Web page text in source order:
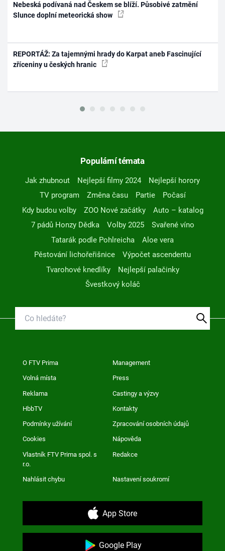
Nebeská podívaná nad Českem se blíží. Působivé zatmění
Slunce doplní meteorická show
REPORTÁŽ: Za tajemnými hrady do Karpat aneb Fascinující
zříceniny u českých hranic
Populární témata
Jak zhubnout Nejlepší filmy 2024
Nejlepší horory
TV program
Změna času Partie
Počasí
Kdy budou volby
ZOO Nové začátky
Auto – katalog
7 pádů Honzy Dědka
Volby 2025
Svařené víno
Tatarák podle Pohlreicha
Aloe vera
Pěstování lichořeřišnice
Výpočet ascendentu
Tvarohové knedlíky
Nejlepší palačinky
Švestkový koláč
O FTV Prima Management
Volná místa Press
Reklama Castingy a výzvy
HbbTV Kontakty
Podmínky užívání Zpracování osobních údajů
Cookies Nápověda
Vlastník FTV Prima spol. s
r.o.
Redakce
Nahlásit chybu Nastavení soukromí
App Store
Google Play